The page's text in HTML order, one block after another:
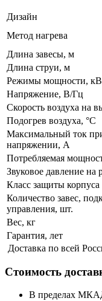
Дизайн
Метод нагрева
Длина завесы, м
Длина струи, м
Режимы мощности,
Напряжение, В/Гц
Скорость воздуха на
Подогрев воздуха, °С
Максимальный ток
напряжении, А
Потребляемая
Звуковое давление
Класс защиты корпуса
Количество завес,
управления, шт.
Вес, кг
Гарантия, лет
Доставка по всей
Стоимость
В пределах